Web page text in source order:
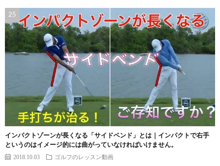
インパクトゾーンが長くなる「サイドベンド」とは｜インパクトで右手
というのはイメージ的には曲がっていなければいけません。
2018.10.03 ゴルフのレッスン動画